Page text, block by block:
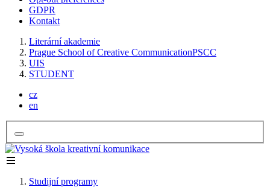
GDPR
Kontakt
Literární akademie
Prague School of Creative CommunicationPSCC
UIS
STUDENT
cz
en
Studijní programy